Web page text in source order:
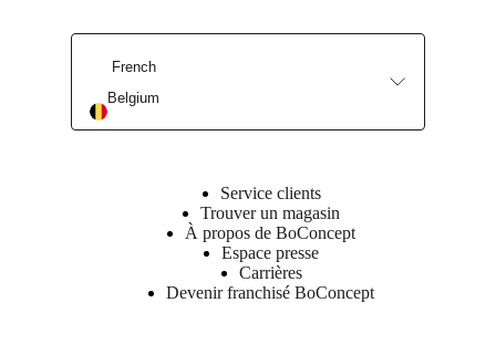
Trouver un magasin
French
Belgium
Service clients
Trouver un magasin
À propos de BoConcept
Espace presse
Carrières
Devenir franchisé BoConcept